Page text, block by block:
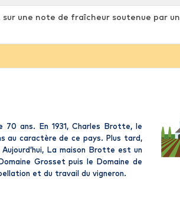
une note de fraîcheur soutenue par un
70 ans. En 1931, Charles Brotte, le
au caractère de ce pays. Plus tard,
La maison Brotte est un
Grosset puis le Domaine de
et du travail du vigneron.